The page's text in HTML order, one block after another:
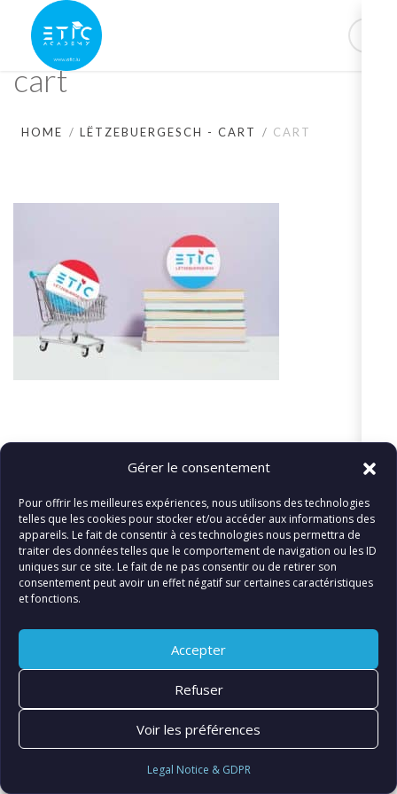
Gérer le consentement
Pour offrir les meilleures expériences, nous utilisons des technologies
telles que les cookies pour stocker et/ou accéder aux informations des
appareils. Le fait de consentir à ces technologies nous permettra de
traiter des données telles que le comportement de navigation ou les ID
uniques sur ce site. Le fait de ne pas consentir ou de retirer son
consentement peut avoir un effet négatif sur certaines caractéristiques
et fonctions.
Accepter
Refuser
Voir les préférences
Legal Notice & GDPR
cart
HOME LËTZEBUERGESCH - CART CART
© FIATLUX INTERNATIONAL SARL